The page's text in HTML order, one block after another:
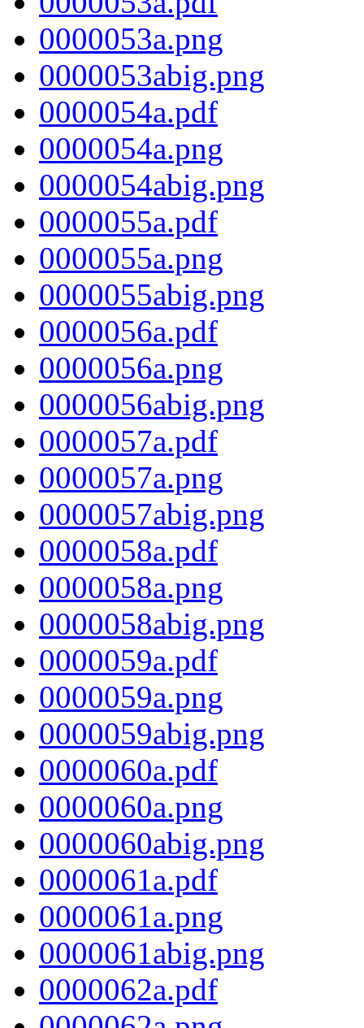
0000053a.png
0000053abig.png
0000054a.pdf
0000054a.png
0000054abig.png
0000055a.pdf
0000055a.png
0000055abig.png
0000056a.pdf
0000056a.png
0000056abig.png
0000057a.pdf
0000057a.png
0000057abig.png
0000058a.pdf
0000058a.png
0000058abig.png
0000059a.pdf
0000059a.png
0000059abig.png
0000060a.pdf
0000060a.png
0000060abig.png
0000061a.pdf
0000061a.png
0000061abig.png
0000062a.pdf